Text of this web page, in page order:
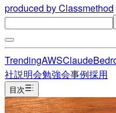
produced by Classmethod
TrendingAWSClaude
社説明会勉強会事例採用
目次